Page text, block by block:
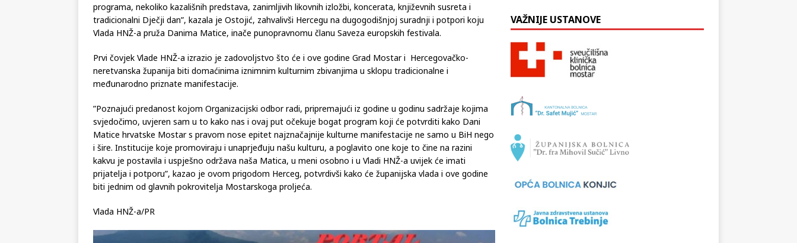
programa, nekoliko kazališnih predstava, zanimljivih likovnih izložbi, koncerata, književnih susreta i
tradicionalni Dječji dan”, kazala je Ostojić, zahvalivši Hercegu na dugogodišnjoj suradnji i potpori koju
Vlada HNŽ-a pruža Danima Matice, inače punopravnomu članu Saveza europskih festivala.
Prvi čovjek Vlade HNŽ-a izrazio je zadovoljstvo što će i ove godine Grad Mostar i Hercegovačko-
neretvanska županija biti domaćinima iznimnim kulturnim zbivanjima u sklopu tradicionalne i
međunarodno priznate manifestacije.
”Poznajući predanost kojom Organizacijski odbor radi, pripremajući iz godine u godinu sadržaje kojima
svjedočimo, uvjeren sam u to kako nas i ovaj put očekuje bogat program koji će potvrditi kako Dani
Matice hrvatske Mostar s pravom nose epitet najznačajnije kulturne manifestacije ne samo u BiH nego
i šire. Institucije koje promoviraju i unaprjeđuju našu kulturu, a poglavito one koje to čine na razini
kakvu je postavila i uspješno održava naša Matica, u meni osobno i u Vladi HNŽ-a uvijek će imati
prijatelja i potporu”, kazao je ovom prigodom Herceg, potvrdivši kako će županijska vlada i ove godine
biti jednim od glavnih pokrovitelja Mostarskoga proljeća.
Vlada HNŽ-a/PR
VAŽNIJE USTANOVE